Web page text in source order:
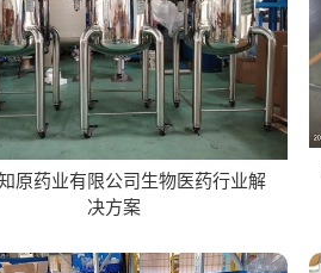
原药业有限公司生物医药行业解
决方案